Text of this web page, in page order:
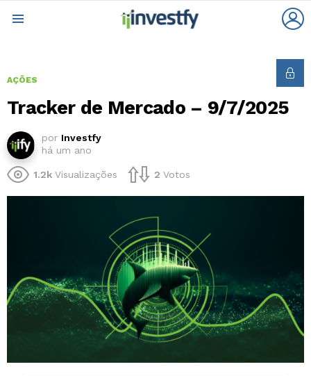
AÇÕES
Tracker de Mercado – 9/7/2025
por Investfy
há um ano
1.2k Visualizações 2 Votos